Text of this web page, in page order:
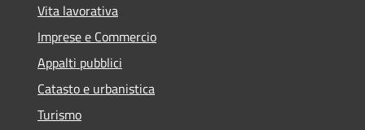
Vita lavorativa
Imprese e Commercio
Appalti pubblici
Catasto e urbanistica
Turismo